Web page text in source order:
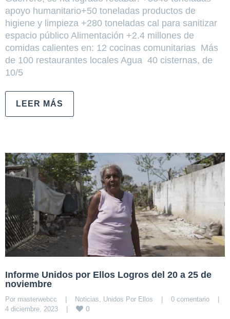
apoyo humanitario+50 toneladas productos de
higiene y limpieza +280 toneladas cal para sanitizar
espacio público Alimentación +2.4 millones de
comidas calientes en: 12 cocinas comunitarias Más
de 100 restaurantes locales Agua 40 cisternas, de
10/5
LEER MÁS
Informe Unidos por Ellos Logros del 20 a 25 de
noviembre
Por masterwebcc | Noticias Unidos Por Ellos | 0 comentario
|
4 diciembre, 2023 | 0